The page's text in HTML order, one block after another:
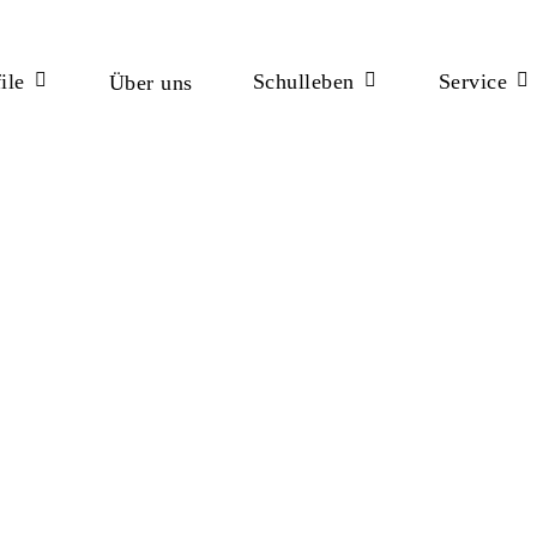
Über uns Schulleben Service